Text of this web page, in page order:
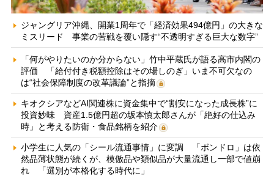
ジャングリア沖縄、開業1周年で「経済効果494億円」の大きな
ミスリード 事業の苦戦を覆い隠す“不透明すぎる巨大な数字”
「何がやりたいのか分からない」竹中平蔵氏が語る高市内閣の
評価 「給付付き税額控除はその場しのぎ」いま不可欠なの
は“社会保障制度の改革議論”と指摘
キオクシアなどAI関連株に資金集中で“割安になった成長株”に
投資妙味 資産1.5億円超の坂本慎太郎さんが「絶好の仕込み
時」と考える防衛・食品銘柄を紹介
小学生に人気の「シール流通事情」に変調 「ボンドロ」は依
然品薄状態が続くが、模倣品や類似品が大量流通し一部で値崩
れ 「選別が本格化する時代に」